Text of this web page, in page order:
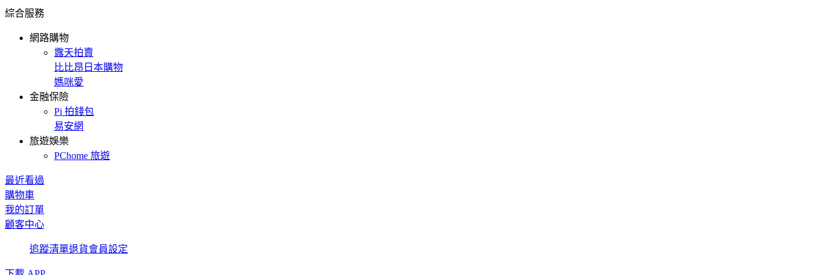
綜合服務
網路購物
露天拍賣
比比昂日本購物
媽咪愛
金融保險
Pi 拍錢包
易安網
旅遊娛樂
PChome 旅遊
最近看過
購物車
我的訂單
顧客中心
追蹤清單退貨會員設定